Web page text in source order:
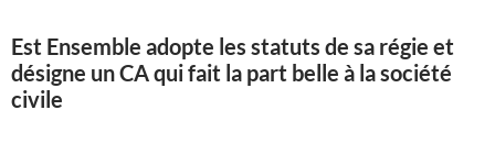
Est Ensemble adopte les statuts de sa régie et
désigne un CA qui fait la part belle à la société
civile